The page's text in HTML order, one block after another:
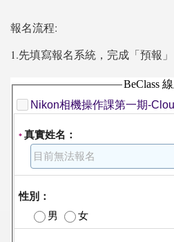
報名流程:
1.先填寫報名系統，完成「預報